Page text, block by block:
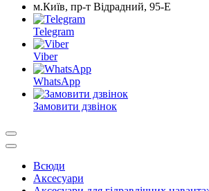
м.Київ, пр-т Відрадний, 95-Е
Telegram
Viber
WhatsApp
Замовити дзвінок
Всюди
Аксесуари